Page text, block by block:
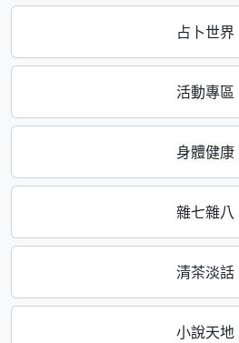
占卜世界
活動專區
身體健康
雜七雜八
清茶淡話
小說天地